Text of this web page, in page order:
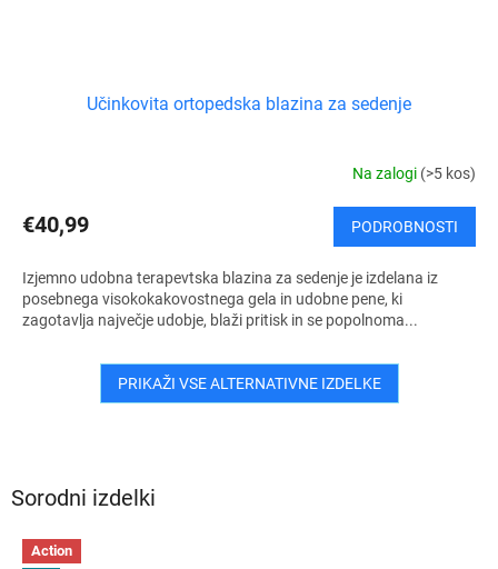
Sorodni izdelki
Action
Učinkovita ortopedska blazina za sedenje
Na zalogi (>5 kos)
€40,99 PODROBNOSTI
Izjemno udobna terapevtska blazina za sedenje je izdelana iz
posebnega visokokakovostnega gela in udobne pene, ki
zagotavlja največje udobje, blaži pritisk in se popolnoma...
PRIKAŽI VSE ALTERNATIVNE IZDELKE